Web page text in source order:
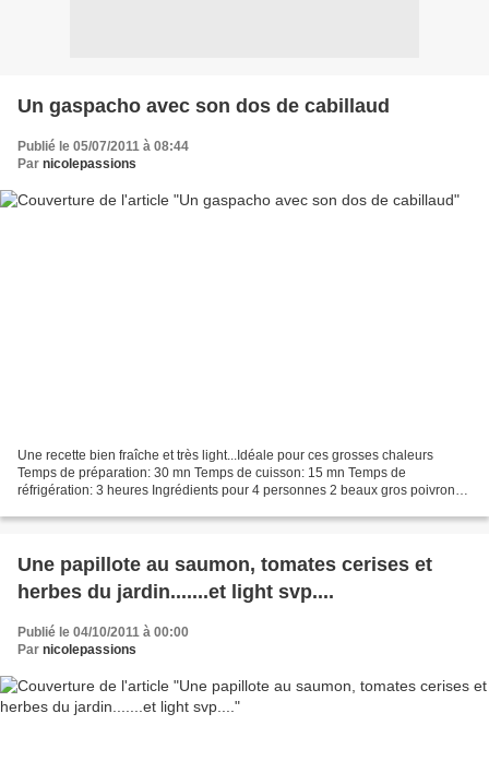
Un gaspacho avec son dos de cabillaud
Publié le 05/07/2011 à 08:44
Par nicolepassions
Une recette bien fraîche et très light...Idéale pour ces grosses chaleurs
Temps de préparation: 30 mn Temps de cuisson: 15 mn Temps de
réfrigération: 3 heures Ingrédients pour 4 personnes 2 beaux gros poivrons
Une papillote au saumon, tomates cerises et
herbes du jardin.......et light svp....
Publié le 04/10/2011 à 00:00
Par nicolepassions